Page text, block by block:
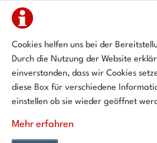
Cookies helfen uns bei der
Durch die Nutzung der Website
einverstanden, dass wir Cookies
diese Box für verschiedene
einstellen ob sie wieder geöffnet
Mehr erfahren